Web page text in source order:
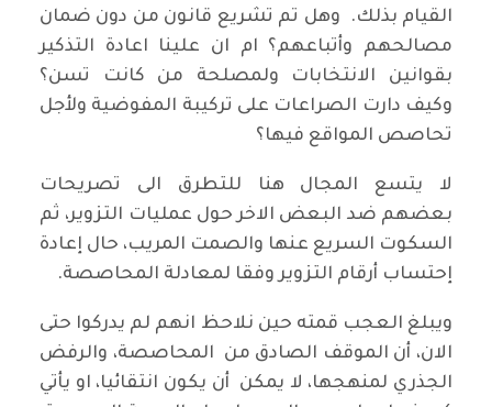
القيام بذلك. وهل تم تشريع قانون من دون ضمان
مصالحهم وأتباعهم؟ ام ان علينا اعادة التذكير
بقوانين الانتخابات ولمصلحة من كانت تسن؟
وكيف دارت الصراعات على تركيبة المفوضية ولأجل
تحاصص المواقع فيها؟
لا يتسع المجال هنا للتطرق الى تصريحات
بعضهم ضد البعض الاخر حول عمليات التزوير، ثم
السكوت السريع عنها والصمت المريب، حال إعادة
إحتساب أرقام التزوير وفقا لمعادلة المحاصصة.
ويبلغ العجب قمته حين نلاحظ انهم لم يدركوا حتى
الان، أن الموقف الصادق من المحاصصة، والرفض
الجذري لمنهجها، لا يمكن أن يكون انتقائيا، او يأتي